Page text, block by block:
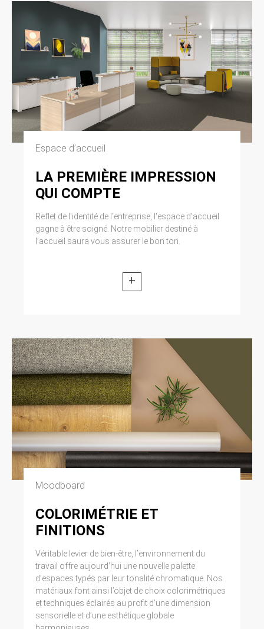
Espace d’accueil
LA PREMIÈRE IMPRESSION
QUI COMPTE
Reflet de l'identité de l'entreprise, l'espace d'accueil
gagne à être soigné. Notre mobilier destiné à
l’accueil saura vous assurer le bon ton.
+
Moodboard
COLORIMÉTRIE ET
FINITIONS
Véritable levier de bien-être, l’environnement du
travail offre aujourd’hui une nouvelle palette
d’espaces typés par leur tonalité chromatique. Nos
matériaux font ainsi l’objet de choix colorimétriques
et techniques éclairés au profit d’une dimension
sensorielle et d’une esthétique globale